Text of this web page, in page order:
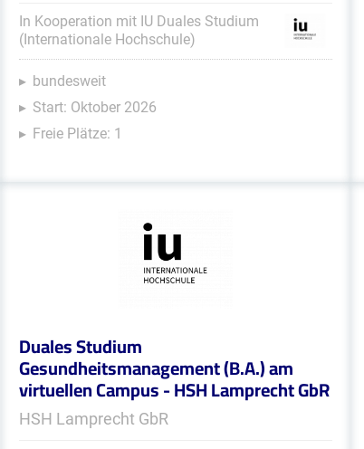
In Kooperation mit IU Duales Studium
(Internationale Hochschule)
bundesweit
Start: Oktober 2026
Freie Plätze: 1
Duales Studium
Gesundheitsmanagement (B.A.) am
virtuellen Campus - HSH Lamprecht GbR
HSH Lamprecht GbR